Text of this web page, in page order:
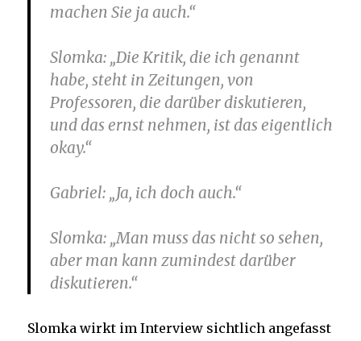
machen Sie ja auch.“
Slomka: „Die Kritik, die ich genannt
habe, steht in Zeitungen, von
Professoren, die darüber diskutieren,
und das ernst nehmen, ist das eigentlich
okay.“
Gabriel: „Ja, ich doch auch.“
Slomka: „Man muss das nicht so sehen,
aber man kann zumindest darüber
diskutieren.“
Slomka wirkt im Interview sichtlich angefasst